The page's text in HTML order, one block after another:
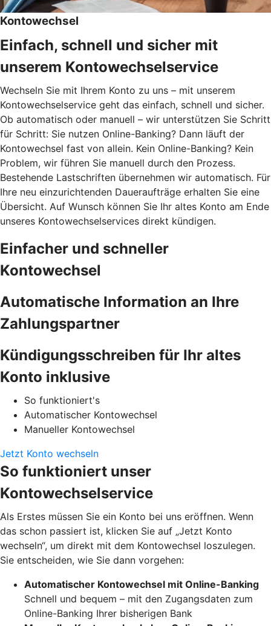
Kontowechsel
Einfach, schnell und sicher mit
unserem Kontowechselservice
Wechseln Sie mit Ihrem Konto zu uns – mit unserem
Kontowechselservice geht das einfach, schnell und sicher.
Ob automatisch oder manuell – wir unterstützen Sie Schritt
für Schritt: Sie nutzen Online-Banking? Dann läuft der
Kontowechsel fast von allein. Kein Online-Banking? Kein
Problem, wir führen Sie manuell durch den Prozess.
Bestehende Lastschriften übernehmen wir automatisch. Für
Ihre neu einzurichtenden Daueraufträge erhalten Sie eine
Übersicht. Auf Wunsch können Sie Ihr altes Konto am Ende
unseres Kontowechselservices direkt kündigen.
Einfacher und schneller
Kontowechsel
Automatische Information an Ihre
Zahlungspartner
Kündigungsschreiben für Ihr altes
Konto inklusive
So funktioniert's
Automatischer Kontowechsel
Manueller Kontowechsel
Jetzt Konto wechseln
So funktioniert unser
Kontowechselservice
Als Erstes müssen Sie ein Konto bei uns eröffnen. Wenn
das schon passiert ist, klicken Sie auf „Jetzt Konto
wechseln“, um direkt mit dem Kontowechsel loszulegen.
Sie entscheiden, wie Sie dann vorgehen:
Automatischer Kontowechsel mit Online-Banking
Schnell und bequem – mit den Zugangsdaten zum
Online-Banking Ihrer bisherigen Bank